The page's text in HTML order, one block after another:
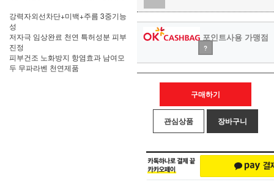
강력자외선차단+미백+주름 3중기능
성
저자극 임상완료 천연 특허성분 피부
진정
피부건조 노화방지 항염효과 남여모
두 무파라벤 천연제품
포인트사용 가맹점
?
구매하기
관심상품 장바구니